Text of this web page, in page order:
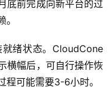
底前完成向新平台的过
绪状态。CloudCone
横幅后，可自行操作恢
程可能需要3-6小时。